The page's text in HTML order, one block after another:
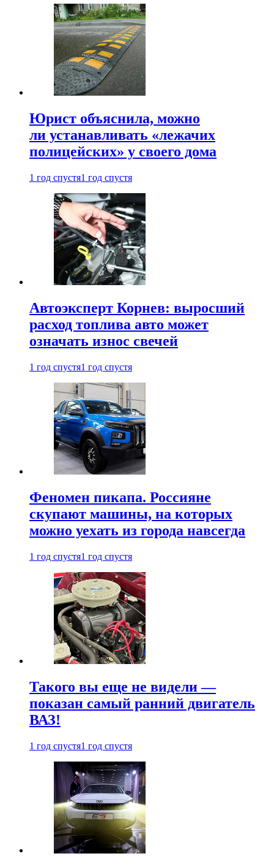
Юрист объяснила, можно
ли устанавливать «лежачих
полицейских» у своего дома
1 год спустя1 год спустя
Автоэксперт Корнев: выросший
расход топлива авто может
означать износ свечей
1 год спустя1 год спустя
Феномен пикапа. Россияне
скупают машины, на которых
можно уехать из города навсегда
1 год спустя1 год спустя
Такого вы еще не видели —
показан самый ранний двигатель
ВАЗ!
1 год спустя1 год спустя